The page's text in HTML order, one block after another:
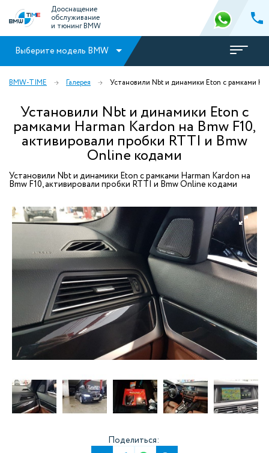
Дооснащение
обслуживание
и тюнинг BMW
Выберите модель BMW
BMW-TIME Галерея Установили Nbt и динамики Eton с рамками
Установили Nbt и динамики Eton с
рамками Harman Kardon на Bmw F10,
активировали пробки RTTI и Bmw
Online кодами
Установили Nbt и динамики Eton с рамками Harman Kardon на
Bmw F10, активировали пробки RTTI и Bmw Online кодами
Поделиться: